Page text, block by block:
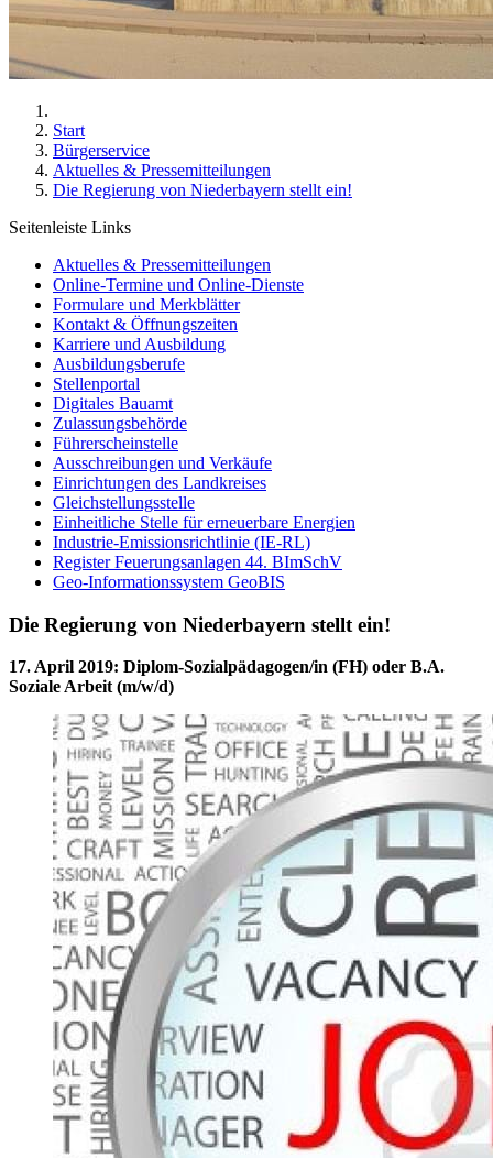
Start
Bürgerservice
Aktuelles & Pressemitteilungen
Die Regierung von Niederbayern stellt ein!
Seitenleiste Links
Aktuelles & Pressemitteilungen
Online-Termine und Online-Dienste
Formulare und Merkblätter
Kontakt & Öffnungszeiten
Karriere und Ausbildung
Ausbildungsberufe
Stellenportal
Digitales Bauamt
Zulassungsbehörde
Führerscheinstelle
Ausschreibungen und Verkäufe
Einrichtungen des Landkreises
Gleichstellungsstelle
Einheitliche Stelle für erneuerbare Energien
Industrie-Emissionsrichtlinie (IE-RL)
Register Feuerungsanlagen 44. BImSchV
Geo-Informationssystem GeoBIS
Die Regierung von Niederbayern stellt ein!
17. April 2019: Diplom-Sozialpädagogen/in (FH) oder B.A.
Soziale Arbeit (m/w/d)